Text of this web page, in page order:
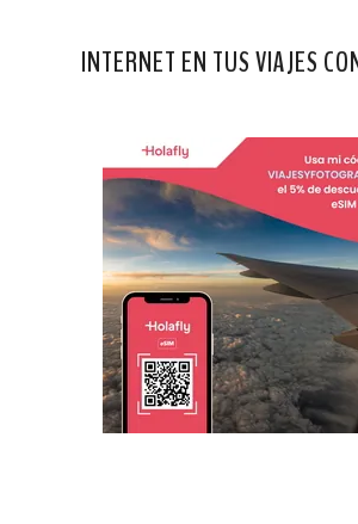
INTERNET EN TUS VIAJES